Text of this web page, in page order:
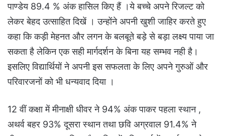
पाण्डेय 89.4 % अंक हासिल किए हैं ।ये बच्चे अपने रिजल्ट को
लेकर बेहद उत्साहित दिखें । उन्होंने अपनी खुशी जाहिर करते हुए
कहा कि कड़ी मेहनत और लगन के बलबूते बड़े से बड़ा लक्ष्य पाया जा
सकता है लेकिन एक सही मार्गदर्शन के बिना यह सम्भव नही है।
इसलिए विद्यार्थियों ने अपनी इस सफलता के लिए अपने गुरुओं और
परिवारजनों को भी धन्यवाद दिया ।
12 वीं कक्षा में मीनाक्षी धीवर ने 94% अंक पाकर पहला स्थान ,
अथर्व बहर 93% दूसरा स्थान तथा छवि अग्रवाल 91.4% ने